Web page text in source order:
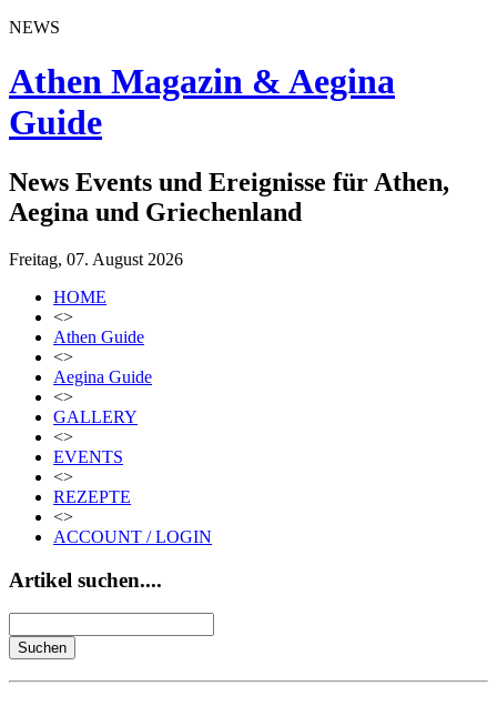
NEWS
Athen Magazin & Aegina
Guide
News Events und Ereignisse für Athen,
Aegina und Griechenland
Freitag, 07. August 2026
HOME
<>
Athen Guide
<>
Aegina Guide
<>
GALLERY
<>
EVENTS
<>
REZEPTE
<>
ACCOUNT / LOGIN
Artikel suchen....